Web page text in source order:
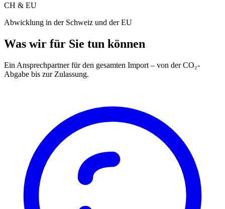
CH & EU
Abwicklung in der Schweiz und der EU
Was wir für Sie tun können
Ein Ansprechpartner für den gesamten Import – von der CO₂-
Abgabe bis zur Zulassung.